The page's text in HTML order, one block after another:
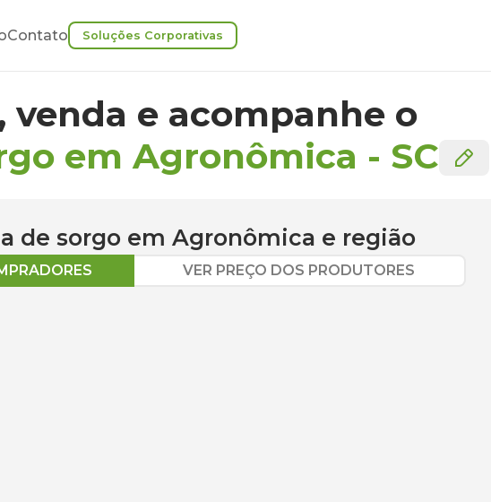
Contato Soluções Corporativas
venda e acompanhe o
em Agronômica - SC
de sorgo em Agronômica e região
VER PREÇO DOS PRODUTORES